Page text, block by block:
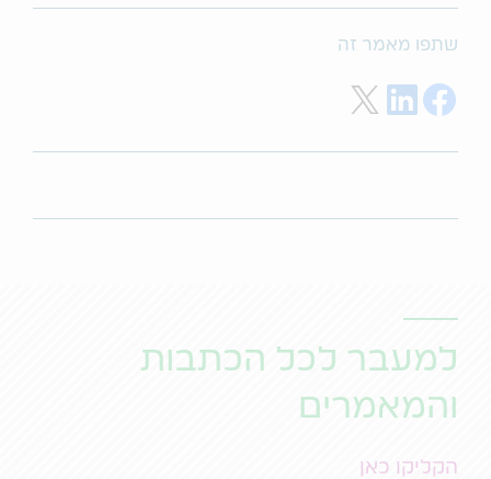
שתפו מאמר זה
Share on Facebook
Share on LinkedIn
למעבר לכל הכתבות
והמאמרים
הקליקו כאן